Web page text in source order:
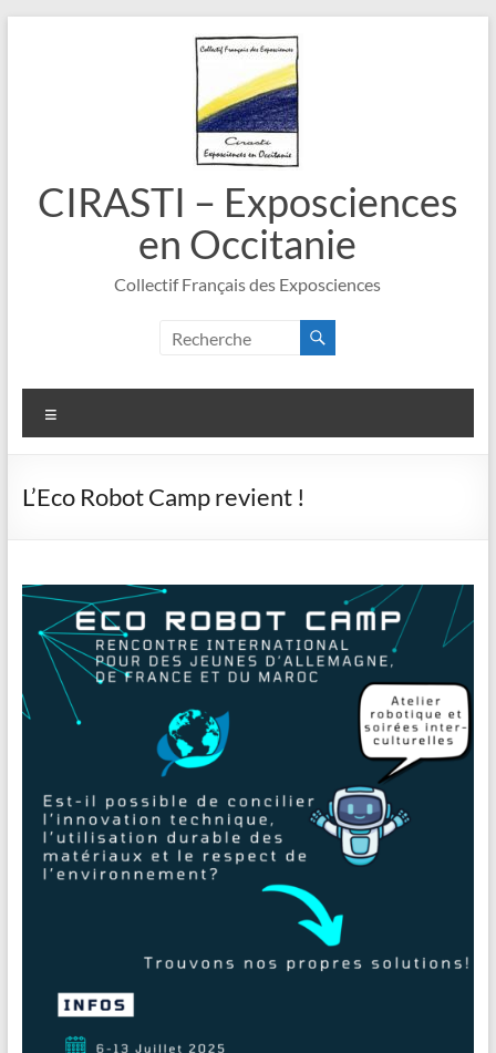
CIRASTI – Exposciences
en Occitanie
Collectif Français des Exposciences
L’Eco Robot Camp revient !